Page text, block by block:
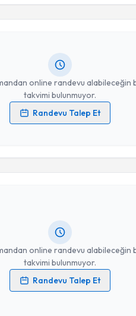
Takvim Talebini Gönder
online randevu alabileceğin
takvimi bulunmuyor.
Randevu Talep Et
Tolga Göktürkiçin randevu
uzmandan randevu almanız için bir
işlenmesine ilişkinAydınlatma
online randevu alabileceğin
takvimi bulunmuyor.
Randevu Talep Et
Talebi
işlenmesine ilişkinAydınlatma